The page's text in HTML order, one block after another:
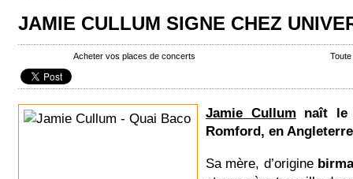
JAMIE CULLUM SIGNE CHEZ
Acheter vos places de concerts
Jamie Cullum naît le
Romford, en Angleterre
Sa mère, d’origine